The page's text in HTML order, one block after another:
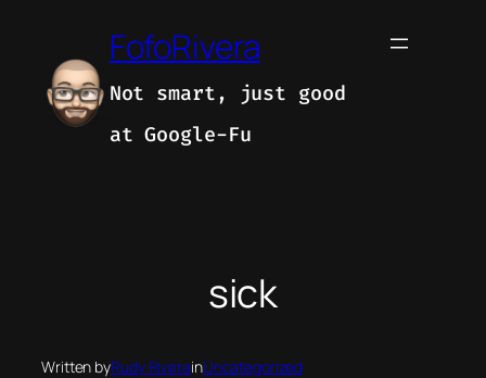
content
FofoRivera
Not smart, just good
at Google-Fu
sick
Written byRudy RiverainUncategorized